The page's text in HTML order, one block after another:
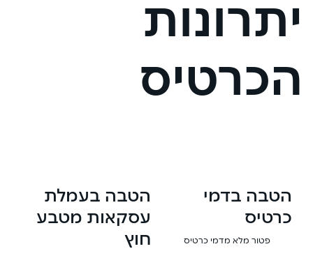
יתרונות
הכרטיס
הטבה בדמי
כרטיס
פטור מלא מדמי כרטיס
הטבה בעמלת
עסקאות מטבע
חוץ